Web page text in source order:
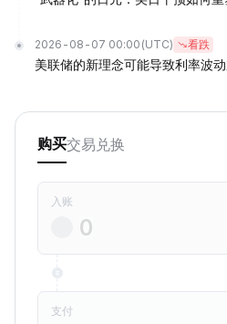
2026-08-07 00:00 (UTC) 看跌
美联储的新理念可能导致利率波
购买交易 兑换
入账
支付